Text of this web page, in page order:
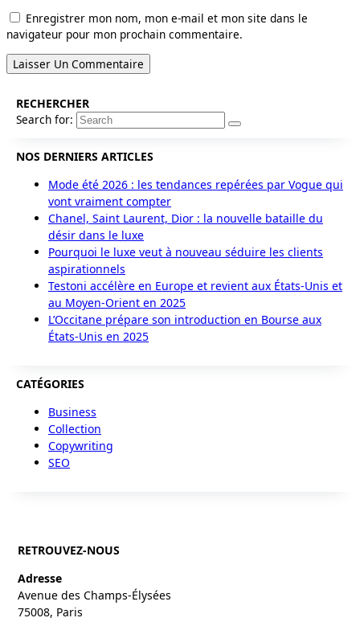
Enregistrer mon nom, mon e-mail et mon site dans le
navigateur pour mon prochain commentaire.
RECHERCHER
Search for:
NOS DERNIERS ARTICLES
Mode été 2026 : les tendances repérées par Vogue qui
vont vraiment compter
Chanel, Saint Laurent, Dior : la nouvelle bataille du
désir dans le luxe
Pourquoi le luxe veut à nouveau séduire les clients
aspirationnels
Testoni accélère en Europe et revient aux États-Unis et
au Moyen-Orient en 2025
L’Occitane prépare son introduction en Bourse aux
États-Unis en 2025
CATÉGORIES
Business
Collection
Copywriting
SEO
RETROUVEZ-NOUS
Adresse
Avenue des Champs-Élysées
75008, Paris